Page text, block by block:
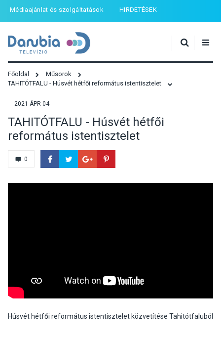
Médiaajánlat és szolgáltatások HIRDETÉSEK
Főoldal
Műsorok
TAHITÓTFALU - Húsvét hétfői református istentisztelet
2021 ÁPR 04
TAHITÓTFALU - Húsvét hétfői
református istentisztelet
0
Húsvét hétfői református istentisztelet közvetítése Tahitótfaluból